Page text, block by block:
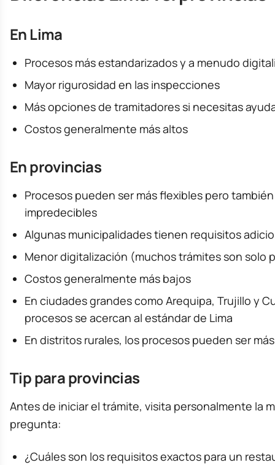
En Lima
Procesos más estandarizados y a menudo
Mayor rigurosidad en las inspecciones
Más opciones de tramitadores si necesitas
Costos generalmente más altos
En provincias
Procesos pueden ser más flexibles pero
impredecibles
Algunas municipalidades tienen requisitos
Menor digitalización (muchos trámites son solo
Costos generalmente más bajos
En ciudades grandes como Arequipa, Trujillo y
procesos se acercan al estándar de Lima
En distritos rurales, los procesos pueden ser
Tip para provincias
Antes de iniciar el trámite, visita personalmente la
pregunta:
¿Cuáles son los requisitos exactos para un